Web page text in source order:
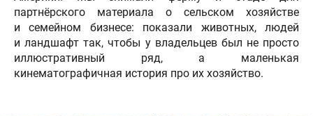
партнёрского материала о сельском хозяйстве
и семейном бизнесе: показали животных, людей
и ландшафт так, чтобы у владельцев был не просто
иллюстративный ряд, а маленькая
кинематографичная история про их хозяйство.